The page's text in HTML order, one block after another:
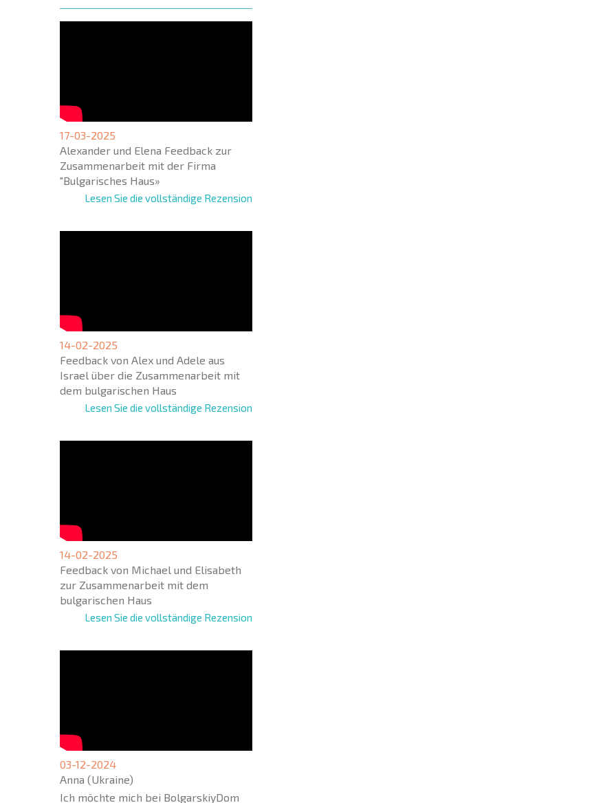
17-03-2025
Alexander und Elena Feedback zur
Zusammenarbeit mit der Firma
"Bulgarisches Haus»
Lesen Sie die vollständige Rezension
14-02-2025
Feedback von Alex und Adele aus
Israel über die Zusammenarbeit mit
dem bulgarischen Haus
Lesen Sie die vollständige Rezension
14-02-2025
Feedback von Michael und Elisabeth
zur Zusammenarbeit mit dem
bulgarischen Haus
Lesen Sie die vollständige Rezension
03-12-2024
Anna (Ukraine)
Ich möchte mich bei BolgarskiyDom